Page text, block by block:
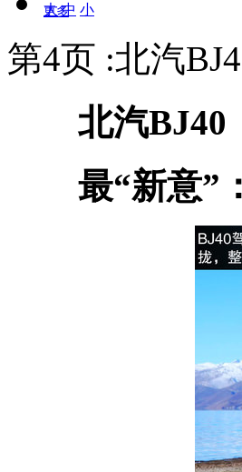
更多
大 中 小
第4页 :北汽
北汽BJ40
最“新意”：